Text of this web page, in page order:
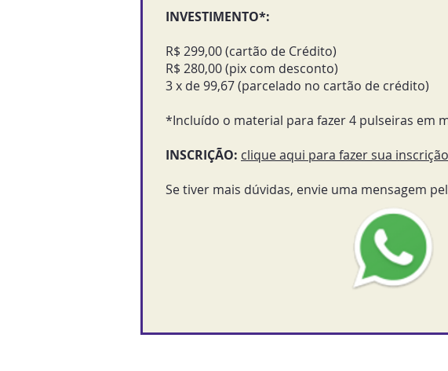
INVESTIMENTO*: ​
R$ 299,00 (cartão de Crédito)
R$ 280,00 (pix com desconto)
3 x de 99,67 (parcelado no cartão de crédito)​
*Incluído o material para fazer 4 pulseiras em
INSCRIÇÃO: clique aqui para fazer sua
Se tiver mais dúvidas, envie uma mensagem